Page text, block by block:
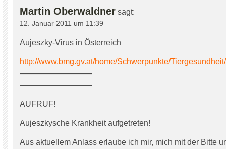
Martin Oberwaldner sagt:
12. Januar 2011 um 11:39
Aujeszky-Virus in Österreich
http://www.bmg.gv.at/home/Schwerpunkte/
—————————
—————————
AUFRUF!
Aujeszkysche Krankheit aufgetreten!
Aus aktuellem Anlass erlaube ich mir, mich mit der Bitte